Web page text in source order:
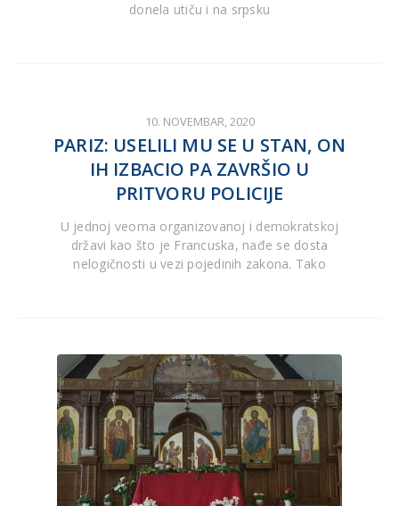
donela utiču i na srpsku
10. NOVEMBAR, 2020
PARIZ: USELILI MU SE U STAN, ON
IH IZBACIO PA ZAVRŠIO U
PRITVORU POLICIJE
U jednoj veoma organizovanoj i demokratskoj
državi kao što je Francuska, nađe se dosta
nelogičnosti u vezi pojedinih zakona. Tako